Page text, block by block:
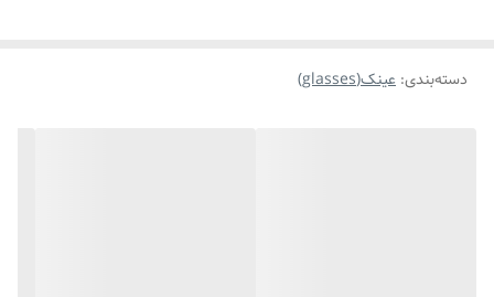
دسته‌بندی: عینک(glasses)